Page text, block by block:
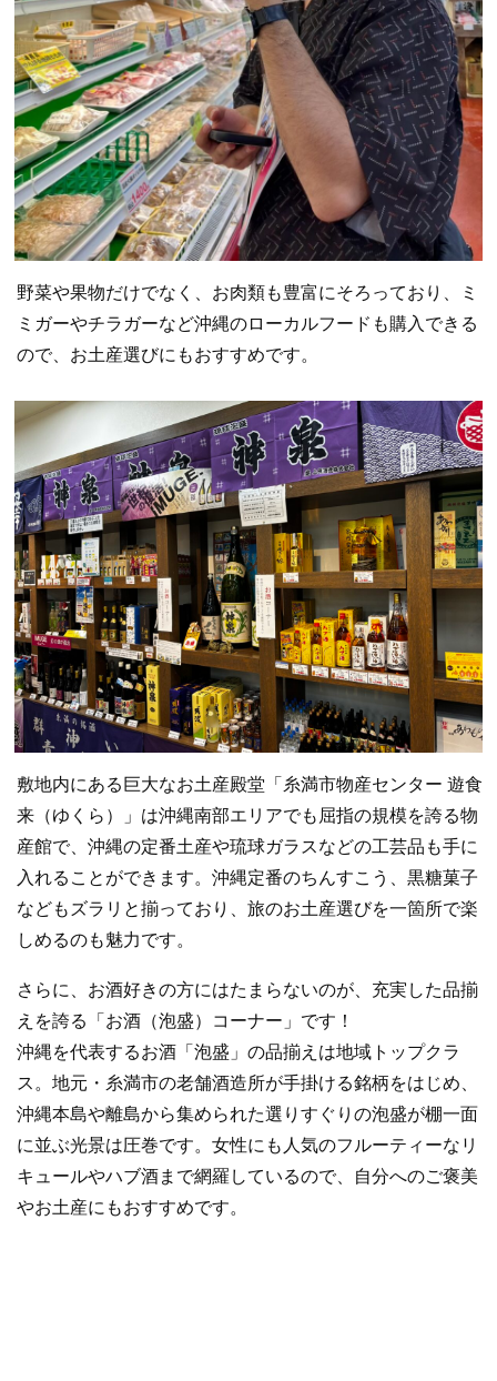
野菜や果物だけでなく、お肉類も豊富にそろっており、ミ
ミガーやチラガーなど沖縄のローカルフードも購入できる
ので、お土産選びにもおすすめです。
敷地内にある巨大なお土産殿堂「糸満市物産センター 遊食
来（ゆくら）」は沖縄南部エリアでも屈指の規模を誇る物
産館で、沖縄の定番土産や琉球ガラスなどの工芸品も手に
入れることができます。沖縄定番のちんすこう、黒糖菓子
などもズラリと揃っており、旅のお土産選びを一箇所で楽
しめるのも魅力です。
さらに、お酒好きの方にはたまらないのが、充実した品揃
えを誇る「お酒（泡盛）コーナー」です！
沖縄を代表するお酒「泡盛」の品揃えは地域トップクラ
ス。地元・糸満市の老舗酒造所が手掛ける銘柄をはじめ、
沖縄本島や離島から集められた選りすぐりの泡盛が棚一面
に並ぶ光景は圧巻です。女性にも人気のフルーティーなリ
キュールやハブ酒まで網羅しているので、自分へのご褒美
やお土産にもおすすめです。